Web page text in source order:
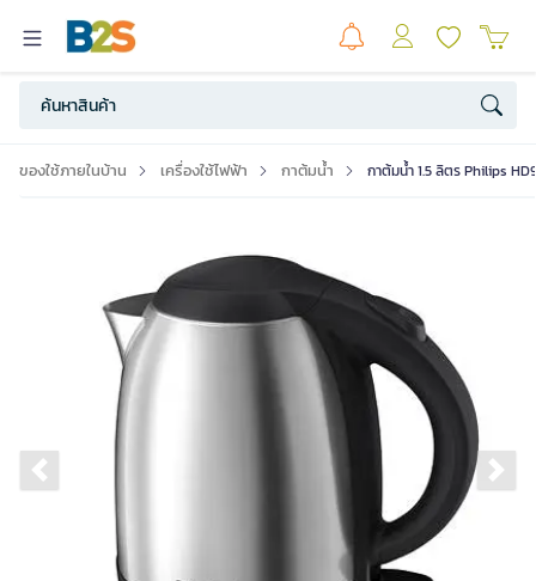
ของใช้ภายในบ้าน เครื่องใช้ไฟฟ้า กาต้มน้ำ กาต้มน้ำ 1.5 ลิตร Philips
Previous slide